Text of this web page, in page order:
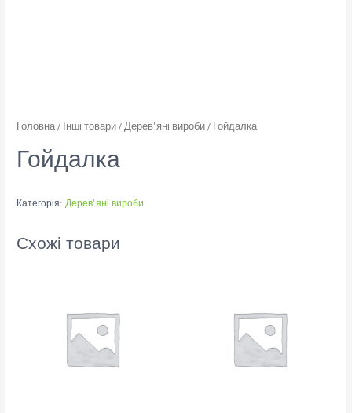
Головна/Інші товари/Дерев'яні вироби/ Гойдалка
Гойдалка
Категорія:Дерев'яні вироби
Схожі товари